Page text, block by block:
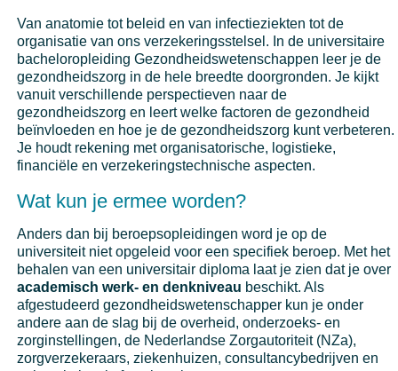
Van anatomie tot beleid en van infectieziekten tot de
organisatie van ons verzekeringsstelsel. In de universitaire
bacheloropleiding Gezondheidswetenschappen leer je de
gezondheidszorg in de hele breedte doorgronden. Je kijkt
vanuit verschillende perspectieven naar de
gezondheidszorg en leert welke factoren de gezondheid
beïnvloeden en hoe je de gezondheidszorg kunt verbeteren.
Je houdt rekening met organisatorische, logistieke,
financiële en verzekeringstechnische aspecten.
Wat kun je ermee worden?
Anders dan bij beroepsopleidingen word je op de
universiteit niet opgeleid voor een specifiek beroep. Met het
behalen van een universitair diploma laat je zien dat je over
academisch werk- en denkniveau beschikt. Als
afgestudeerd gezondheidswetenschapper kun je onder
andere aan de slag bij de overheid, onderzoeks- en
zorginstellingen, de Nederlandse Zorgautoriteit (NZa),
zorgverzekeraars, ziekenhuizen, consultancybedrijven en